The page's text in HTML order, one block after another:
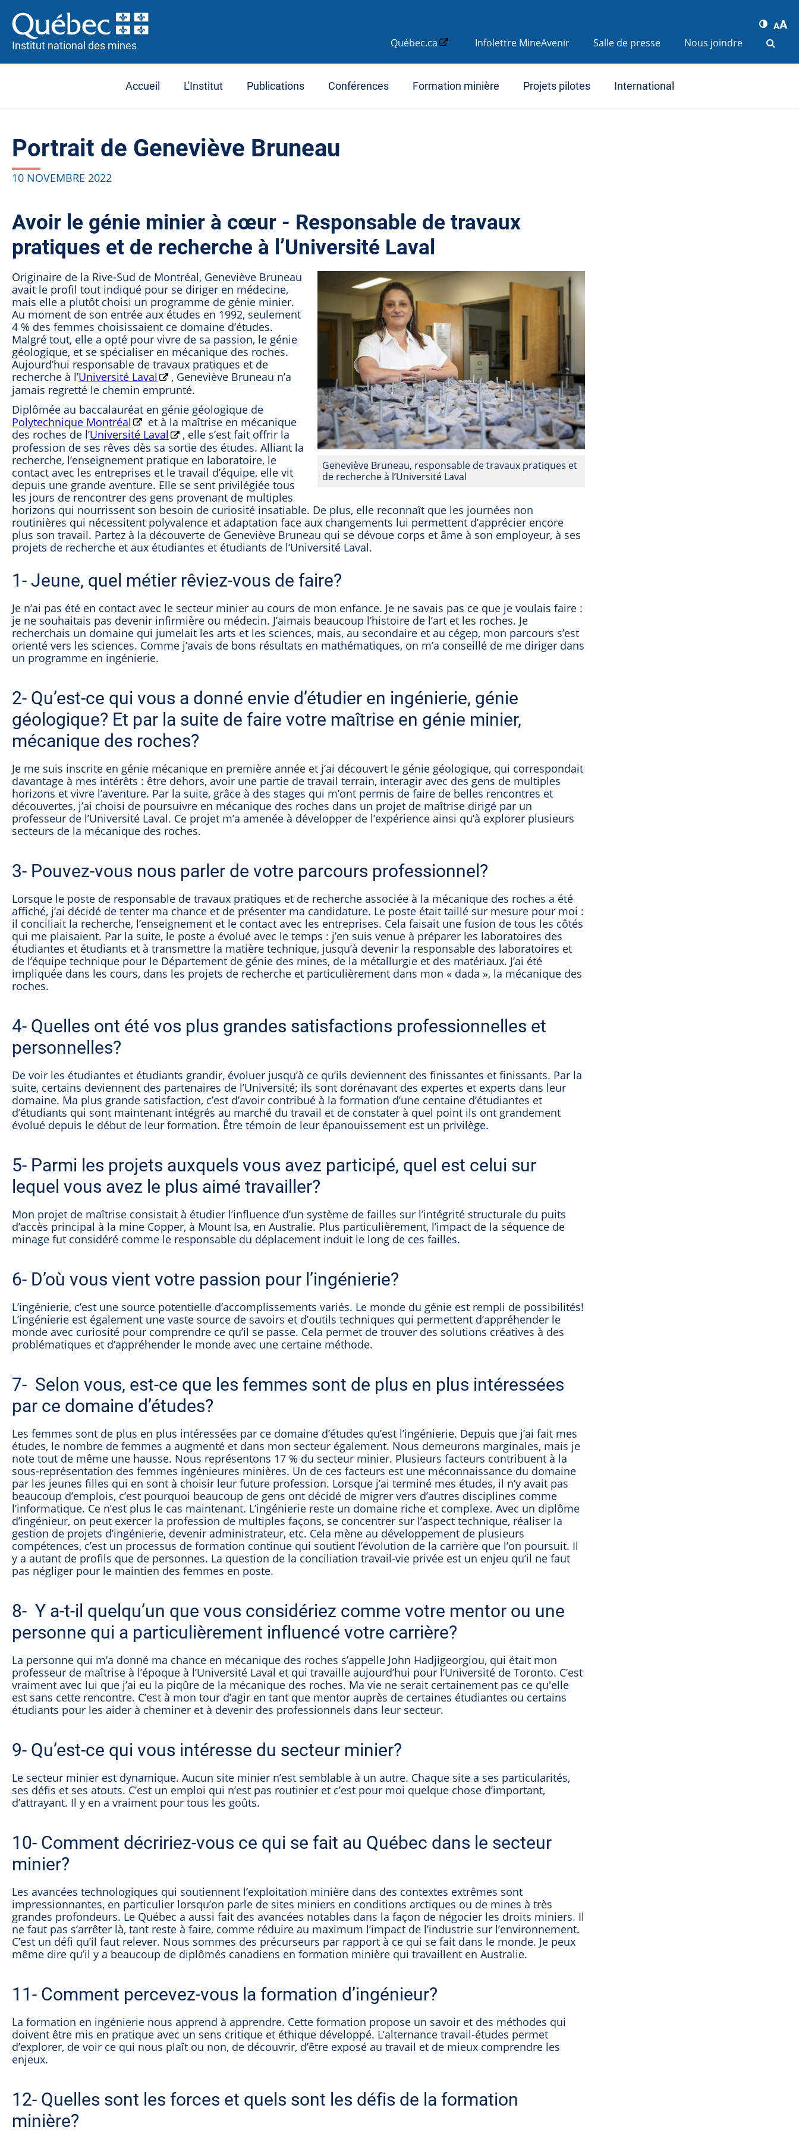
Institut national des mines
AA
Québec.ca Infolettre MineAvenir Salle de presse Nous joindre
Accueil L'Institut Publications Conférences Formation minière Projets pilotes International
Portrait de Geneviève Bruneau
10 NOVEMBRE 2022
Avoir le génie minier à cœur - Responsable de travaux
pratiques et de recherche à l’Université Laval
Geneviève Bruneau, responsable de travaux pratiques et
de recherche à l’Université Laval
Originaire de la Rive-Sud de Montréal, Geneviève Bruneau
avait le profil tout indiqué pour se diriger en médecine,
mais elle a plutôt choisi un programme de génie minier.
Au moment de son entrée aux études en 1992, seulement
4 % des femmes choisissaient ce domaine d’études.
Malgré tout, elle a opté pour vivre de sa passion, le génie
géologique, et se spécialiser en mécanique des roches.
Aujourd’hui responsable de travaux pratiques et de
recherche à l’Université Laval
, Geneviève Bruneau n’a
jamais regretté le chemin emprunté.
Diplômée au baccalauréat en génie géologique de
Polytechnique Montréal
et à la maîtrise en mécanique
des roches de l’Université Laval
, elle s’est fait offrir la
profession de ses rêves dès sa sortie des études. Alliant la
recherche, l’enseignement pratique en laboratoire, le
contact avec les entreprises et le travail d’équipe, elle vit
depuis une grande aventure. Elle se sent privilégiée tous
les jours de rencontrer des gens provenant de multiples
horizons qui nourrissent son besoin de curiosité insatiable. De plus, elle reconnaît que les journées non
routinières qui nécessitent polyvalence et adaptation face aux changements lui permettent d’apprécier encore
plus son travail. Partez à la découverte de Geneviève Bruneau qui se dévoue corps et âme à son employeur, à ses
projets de recherche et aux étudiantes et étudiants de l’Université Laval.
1- Jeune, quel métier rêviez-vous de faire?
Je n’ai pas été en contact avec le secteur minier au cours de mon enfance. Je ne savais pas ce que je voulais faire :
je ne souhaitais pas devenir infirmière ou médecin. J’aimais beaucoup l’histoire de l’art et les roches. Je
recherchais un domaine qui jumelait les arts et les sciences, mais, au secondaire et au cégep, mon parcours s’est
orienté vers les sciences. Comme j’avais de bons résultats en mathématiques, on m’a conseillé de me diriger dans
un programme en ingénierie.
2- Qu’est-ce qui vous a donné envie d’étudier en ingénierie, génie
géologique? Et par la suite de faire votre maîtrise en génie minier,
mécanique des roches?
Je me suis inscrite en génie mécanique en première année et j’ai découvert le génie géologique, qui correspondait
davantage à mes intérêts : être dehors, avoir une partie de travail terrain, interagir avec des gens de multiples
horizons et vivre l’aventure. Par la suite, grâce à des stages qui m’ont permis de faire de belles rencontres et
découvertes, j’ai choisi de poursuivre en mécanique des roches dans un projet de maîtrise dirigé par un
professeur de l’Université Laval. Ce projet m’a amenée à développer de l’expérience ainsi qu’à explorer plusieurs
secteurs de la mécanique des roches.
3- Pouvez-vous nous parler de votre parcours professionnel?
Lorsque le poste de responsable de travaux pratiques et de recherche associée à la mécanique des roches a été
affiché, j’ai décidé de tenter ma chance et de présenter ma candidature. Le poste était taillé sur mesure pour moi :
il conciliait la recherche, l’enseignement et le contact avec les entreprises. Cela faisait une fusion de tous les côtés
qui me plaisaient. Par la suite, le poste a évolué avec le temps : j’en suis venue à préparer les laboratoires des
étudiantes et étudiants et à transmettre la matière technique, jusqu’à devenir la responsable des laboratoires et
de l’équipe technique pour le Département de génie des mines, de la métallurgie et des matériaux. J’ai été
impliquée dans les cours, dans les projets de recherche et particulièrement dans mon « dada », la mécanique des
roches.
4- Quelles ont été vos plus grandes satisfactions professionnelles et
personnelles?
De voir les étudiantes et étudiants grandir, évoluer jusqu’à ce qu’ils deviennent des finissantes et finissants. Par la
suite, certains deviennent des partenaires de l’Université; ils sont dorénavant des expertes et experts dans leur
domaine. Ma plus grande satisfaction, c’est d’avoir contribué à la formation d’une centaine d’étudiantes et
d’étudiants qui sont maintenant intégrés au marché du travail et de constater à quel point ils ont grandement
évolué depuis le début de leur formation. Être témoin de leur épanouissement est un privilège.
5- Parmi les projets auxquels vous avez participé, quel est celui sur
lequel vous avez le plus aimé travailler?
Mon projet de maîtrise consistait à étudier l’influence d’un système de failles sur l’intégrité structurale du puits
d’accès principal à la mine Copper, à Mount Isa, en Australie. Plus particulièrement, l’impact de la séquence de
minage fut considéré comme le responsable du déplacement induit le long de ces failles.
6- D’où vous vient votre passion pour l’ingénierie?
L’ingénierie, c’est une source potentielle d’accomplissements variés. Le monde du génie est rempli de possibilités!
L’ingénierie est également une vaste source de savoirs et d’outils techniques qui permettent d’appréhender le
monde avec curiosité pour comprendre ce qu’il se passe. Cela permet de trouver des solutions créatives à des
problématiques et d’appréhender le monde avec une certaine méthode.
7- Selon vous, est-ce que les femmes sont de plus en plus intéressées
par ce domaine d’études?
Les femmes sont de plus en plus intéressées par ce domaine d’études qu’est l’ingénierie. Depuis que j’ai fait mes
études, le nombre de femmes a augmenté et dans mon secteur également. Nous demeurons marginales, mais je
note tout de même une hausse. Nous représentons 17 % du secteur minier. Plusieurs facteurs contribuent à la
sous-représentation des femmes ingénieures minières. Un de ces facteurs est une méconnaissance du domaine
par les jeunes filles qui en sont à choisir leur future profession. Lorsque j’ai terminé mes études, il n’y avait pas
beaucoup d’emplois, c’est pourquoi beaucoup de gens ont décidé de migrer vers d’autres disciplines comme
l’informatique. Ce n’est plus le cas maintenant. L’ingénierie reste un domaine riche et complexe. Avec un diplôme
d’ingénieur, on peut exercer la profession de multiples façons, se concentrer sur l’aspect technique, réaliser la
gestion de projets d’ingénierie, devenir administrateur, etc. Cela mène au développement de plusieurs
compétences, c’est un processus de formation continue qui soutient l’évolution de la carrière que l’on poursuit. Il
y a autant de profils que de personnes. La question de la conciliation travail-vie privée est un enjeu qu’il ne faut
pas négliger pour le maintien des femmes en poste.
8- Y a-t-il quelqu’un que vous considériez comme votre mentor ou une
personne qui a particulièrement influencé votre carrière?
La personne qui m’a donné ma chance en mécanique des roches s’appelle John Hadjigeorgiou, qui était mon
professeur de maîtrise à l’époque à l’Université Laval et qui travaille aujourd’hui pour l’Université de Toronto. C’est
vraiment avec lui que j’ai eu la piqûre de la mécanique des roches. Ma vie ne serait certainement pas ce qu'elle
est sans cette rencontre. C’est à mon tour d’agir en tant que mentor auprès de certaines étudiantes ou certains
étudiants pour les aider à cheminer et à devenir des professionnels dans leur secteur.
9- Qu’est-ce qui vous intéresse du secteur minier?
Le secteur minier est dynamique. Aucun site minier n’est semblable à un autre. Chaque site a ses particularités,
ses défis et ses atouts. C’est un emploi qui n’est pas routinier et c’est pour moi quelque chose d’important,
d’attrayant. Il y en a vraiment pour tous les goûts.
10- Comment décririez-vous ce qui se fait au Québec dans le secteur
minier?
Les avancées technologiques qui soutiennent l’exploitation minière dans des contextes extrêmes sont
impressionnantes, en particulier lorsqu’on parle de sites miniers en conditions arctiques ou de mines à très
grandes profondeurs. Le Québec a aussi fait des avancées notables dans la façon de négocier les droits miniers. Il
ne faut pas s’arrêter là, tant reste à faire, comme réduire au maximum l’impact de l’industrie sur l’environnement.
C’est un défi qu’il faut relever. Nous sommes des précurseurs par rapport à ce qui se fait dans le monde. Je peux
même dire qu’il y a beaucoup de diplômés canadiens en formation minière qui travaillent en Australie.
11- Comment percevez-vous la formation d’ingénieur?
La formation en ingénierie nous apprend à apprendre. Cette formation propose un savoir et des méthodes qui
doivent être mis en pratique avec un sens critique et éthique développé. L’alternance travail-études permet
d’explorer, de voir ce qui nous plaît ou non, de découvrir, d’être exposé au travail et de mieux comprendre les
enjeux.
12- Quelles sont les forces et quels sont les défis de la formation
minière?